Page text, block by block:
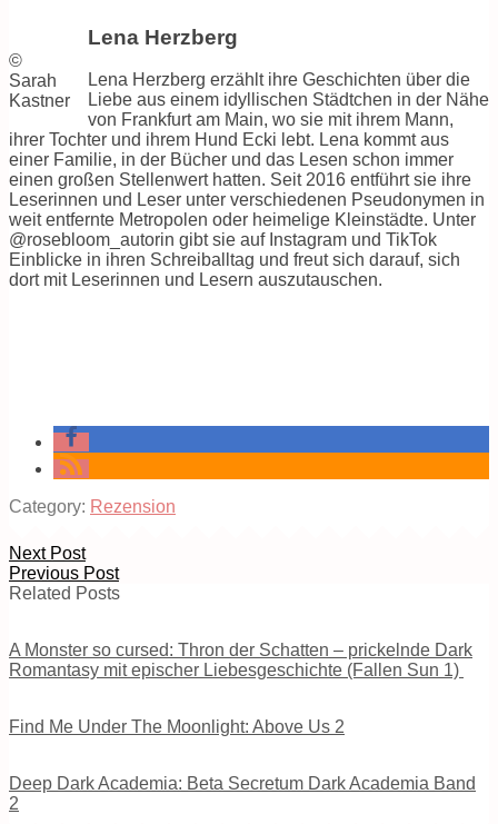
©
Sarah
Kastner
Lena Herzberg
Lena Herzberg erzählt ihre Geschichten über die
Liebe aus einem idyllischen Städtchen in der Nähe
von Frankfurt am Main, wo sie mit ihrem Mann,
ihrer Tochter und ihrem Hund Ecki lebt. Lena kommt aus
einer Familie, in der Bücher und das Lesen schon immer
einen großen Stellenwert hatten. Seit 2016 entführt sie ihre
Leserinnen und Leser unter verschiedenen Pseudonymen in
weit entfernte Metropolen oder heimelige Kleinstädte. Unter
@rosebloom_autorin gibt sie auf Instagram und TikTok
Einblicke in ihren Schreiballtag und freut sich darauf, sich
dort mit Leserinnen und Lesern auszutauschen.
Category: Rezension
Next Post
Previous Post
Related Posts
A Monster so cursed: Thron der Schatten – prickelnde Dark
Romantasy mit epischer Liebesgeschichte (Fallen Sun 1)
Find Me Under The Moonlight: Above Us 2
Deep Dark Academia: Beta Secretum Dark Academia Band
2